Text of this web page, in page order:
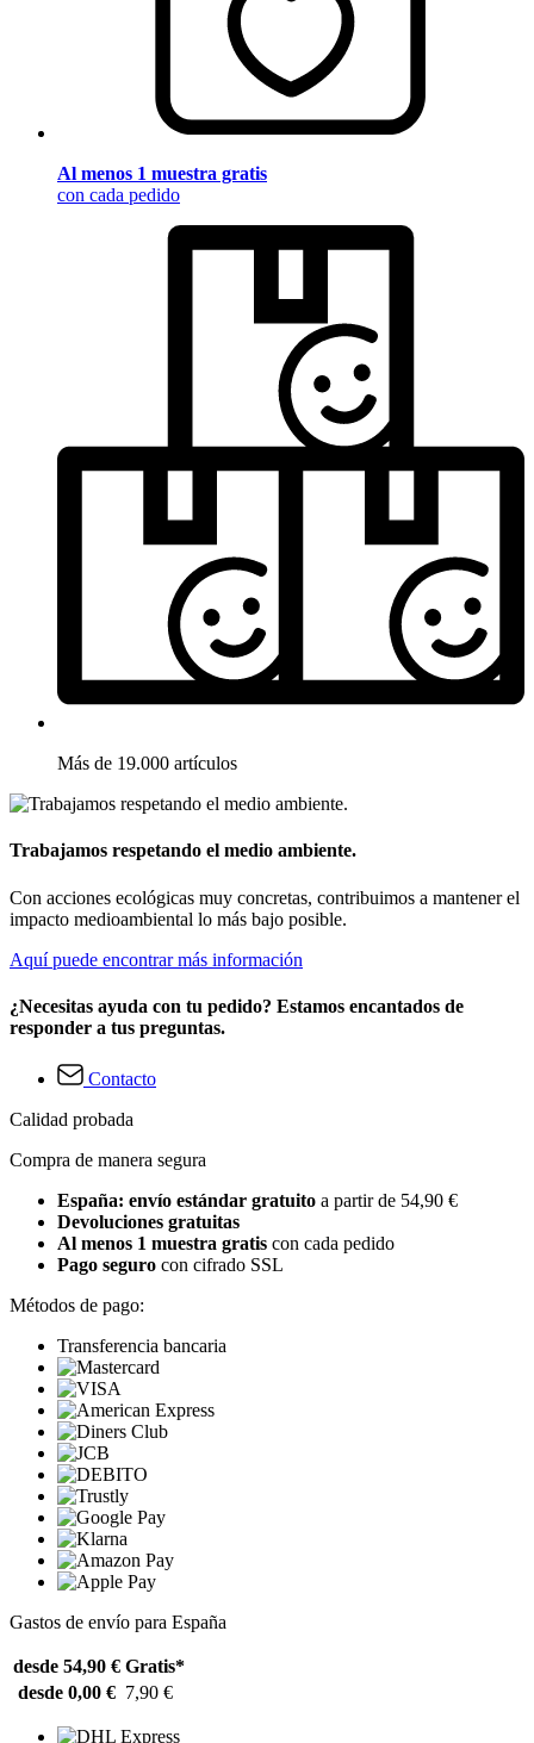
Al menos 1 muestra gratis
con cada pedido
Más de 19.000 artículos
Trabajamos respetando el medio ambiente.
Con acciones ecológicas muy concretas, contribuimos a mantener el
impacto medioambiental lo más bajo posible.
Aquí puede encontrar más información
¿Necesitas ayuda con tu pedido? Estamos encantados de
responder a tus preguntas.
Contacto
Calidad probada
Compra de manera segura
España: envío estándar gratuito a partir de 54,90 €
Devoluciones gratuitas
Al menos 1 muestra gratis con cada pedido
Pago seguro con cifrado SSL
Métodos de pago:
Transferencia bancaria
Gastos de envío para España
desde 54,90 € Gratis*
desde 0,00 € 7,90 €